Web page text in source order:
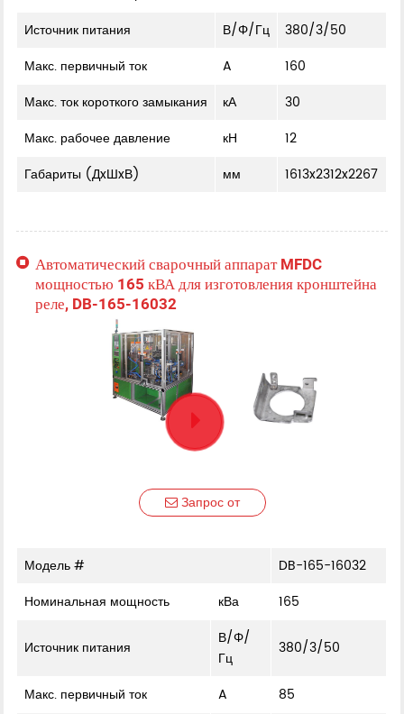
Источник питания
В/Φ/Гц
380/3/50
Макс. первичный ток
A
160
Макс. ток короткого замыкания
кА
30
Макс. рабочее давление
кН
12
Габариты (ДxШxВ)
мм 1613x2312x2267
Автоматический сварочный аппарат MFDC
мощностью 165 кВА для изготовления кронштейна
реле, DB-165-16032
Запрос от
Модель #
DB-165-16032
Номинальная мощность
кВа 165
Источник питания
В/Φ/
Гц
380/3/50
Макс. первичный ток A
85